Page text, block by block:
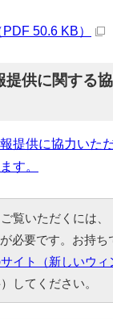
50.6 KB）
提供に関する
提供に協力いた
す。
覧いただくには、
必要です。お持ち
イト（新しいウィ
してください。